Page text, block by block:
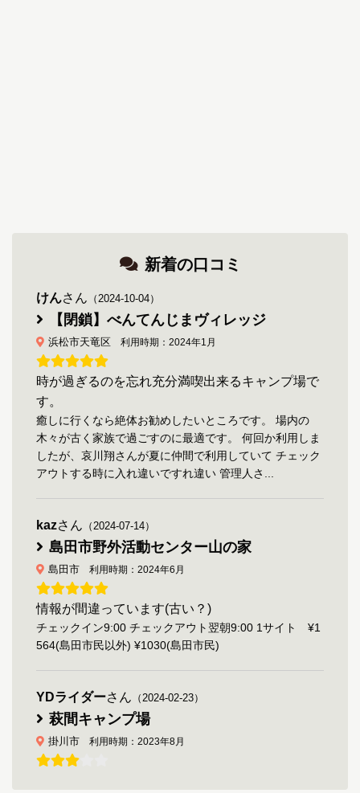
新着の口コミ
けんさん （2024-10-04）
【閉鎖】べんてんじまヴィレッジ
浜松市天竜区 利用時期：2024年1月
時が過ぎるのを忘れ充分満喫出来るキャンプ場で
す。
癒しに行くなら絶体お勧めしたいところです。 場内の
木々が古く家族で過ごすのに最適です。 何回か利用しま
したが、哀川翔さんが夏に仲間で利用していて チェック
アウトする時に入れ違いですれ違い 管理人さ...
kazさん （2024-07-14）
島田市野外活動センター山の家
島田市 利用時期：2024年6月
情報が間違っています(古い？)
チェックイン9:00 チェックアウト翌朝9:00 1サイト ¥1
564(島田市民以外) ¥1030(島田市民)
YDライダーさん （2024-02-23）
萩間キャンプ場
掛川市 利用時期：2023年8月